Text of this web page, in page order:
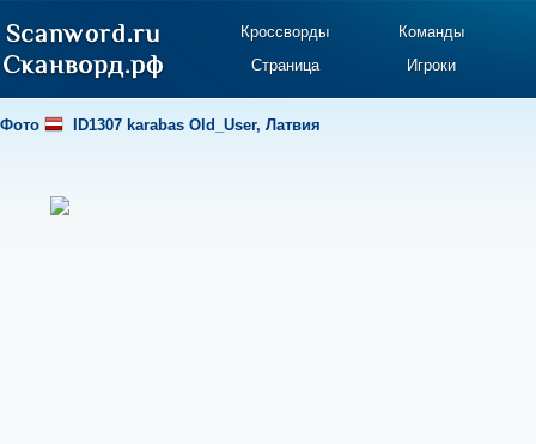
Кроссворды
Команды
Страница
Игроки
Фото ID1307 karabas Old_User, Латвия